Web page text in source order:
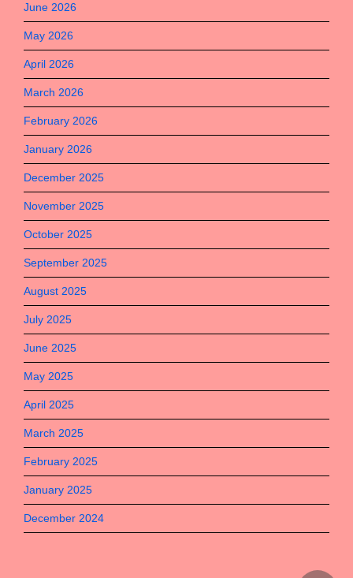
June 2026
May 2026
April 2026
March 2026
February 2026
January 2026
December 2025
November 2025
October 2025
September 2025
August 2025
July 2025
June 2025
May 2025
April 2025
March 2025
February 2025
January 2025
December 2024